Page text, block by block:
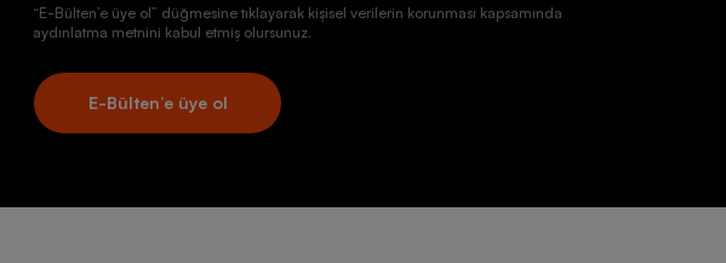
“E-Bülten’e üye ol” düğmesine tıklayarak kişisel verilerin korunması kapsamında
aydınlatma metnini kabul etmiş olursunuz.
E-Bülten’e üye ol